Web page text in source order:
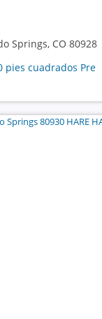
Springs, CO 80928
pies cuadrados Pre